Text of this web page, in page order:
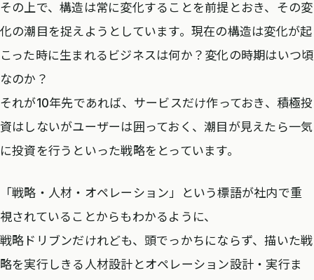
その上で、構造は常に変化することを前提とおき、その変
化の潮目を捉えようとしています。現在の構造は変化が起
こった時に生まれるビジネスは何か？変化の時期はいつ頃
なのか？
それが10年先であれば、サービスだけ作っておき、積極投
資はしないがユーザーは囲っておく、潮目が見えたら一気
に投資を行うといった戦略をとっています。
「戦略・人材・オペレーション」という標語が社内で重
視されていることからもわかるように、
戦略ドリブンだけれども、頭でっかちにならず、描いた戦
略を実行しきる人材設計とオペレーション設計・実行ま